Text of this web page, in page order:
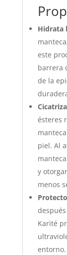
Hidrata
este
barrera
de la
ésteres
piel. Al
y
menos
Karité